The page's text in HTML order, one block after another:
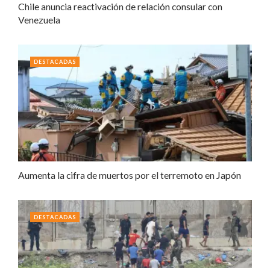
Chile anuncia reactivación de relación consular con
Venezuela
Aumenta la cifra de muertos por el terremoto en Japón
DESTACADAS
DESTACADAS